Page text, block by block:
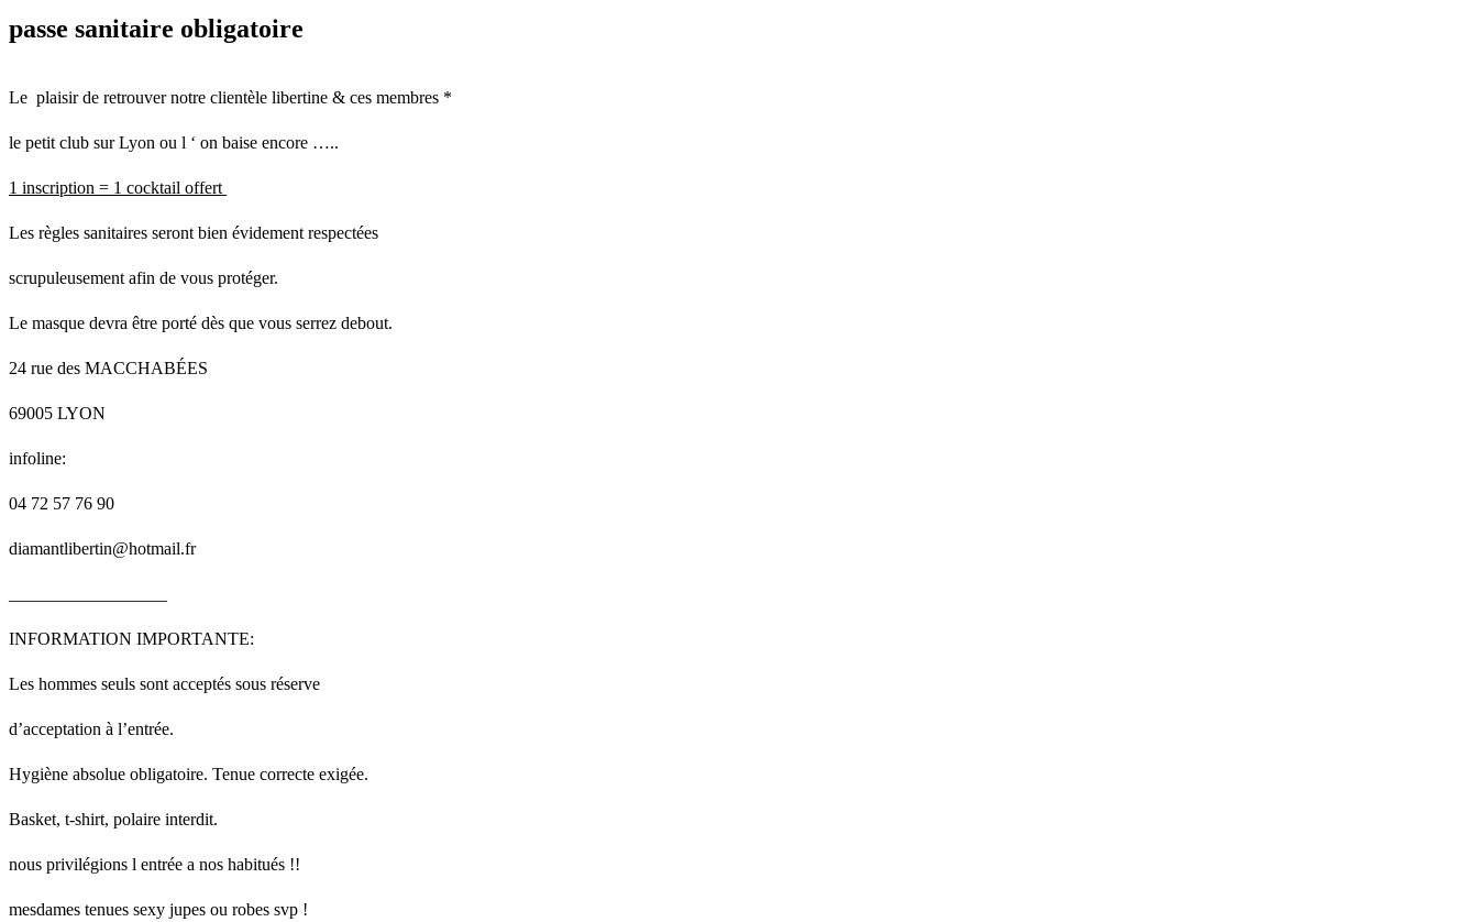
passe sanitaire obligatoire
Le plaisir de retrouver notre clientèle libertine & ces membres *
le petit club sur Lyon ou l ‘ on baise encore …..
1 inscription = 1 cocktail offert
Les règles sanitaires seront bien évidement respectées
scrupuleusement afin de vous protéger.
Le masque devra être porté dès que vous serrez debout.
24 rue des MACCHABÉES
69005 LYON
infoline:
04 72 57 76 90
diamantlibertin@hotmail.fr
INFORMATION IMPORTANTE:
Les hommes seuls sont acceptés sous réserve
d’acceptation à l’entrée.
Hygiène absolue obligatoire. Tenue correcte exigée.
Basket, t-shirt, polaire interdit.
nous privilégions l entrée a nos habitués !!
mesdames tenues sexy jupes ou robes svp !